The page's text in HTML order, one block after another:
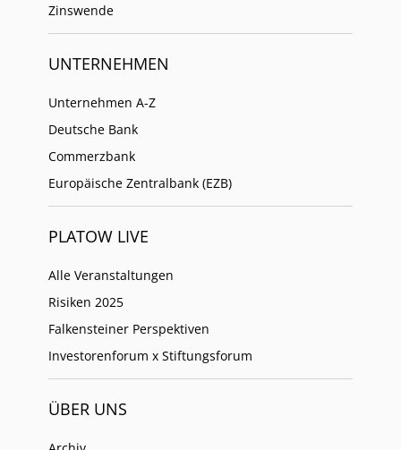
Zinswende
UNTERNEHMEN
Unternehmen A-Z
Deutsche Bank
Commerzbank
Europäische Zentralbank (EZB)
PLATOW LIVE
Alle Veranstaltungen
Risiken 2025
Falkensteiner Perspektiven
Investorenforum x Stiftungsforum
ÜBER UNS